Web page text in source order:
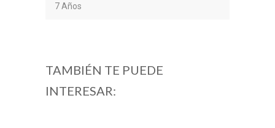
7 Años
TAMBIÉN TE PUEDE
INTERESAR: